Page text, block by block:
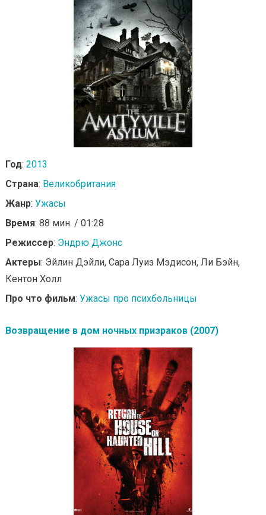
Год: 2013
Страна: Великобритания
Жанр: Ужасы
Время: 88 мин. / 01:28
Режиссер: Эндрю Джонс
Актеры: Эйлин Дэйли, Сара Луиз Мэдисон, Ли Бэйн,
Кентон Холл
Про что фильм: Ужасы про психбольницы
Возвращение в дом ночных призраков (2007)